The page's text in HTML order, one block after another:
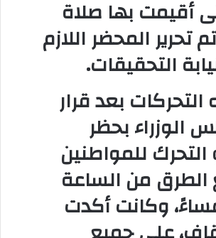
أقيمت بها صلاة
تحرير المحضر اللازم
التحقيقات.
بعد قرار
الوزراء بحظر
التحرك للمواطنين
من الساعة
وكانت أكدت